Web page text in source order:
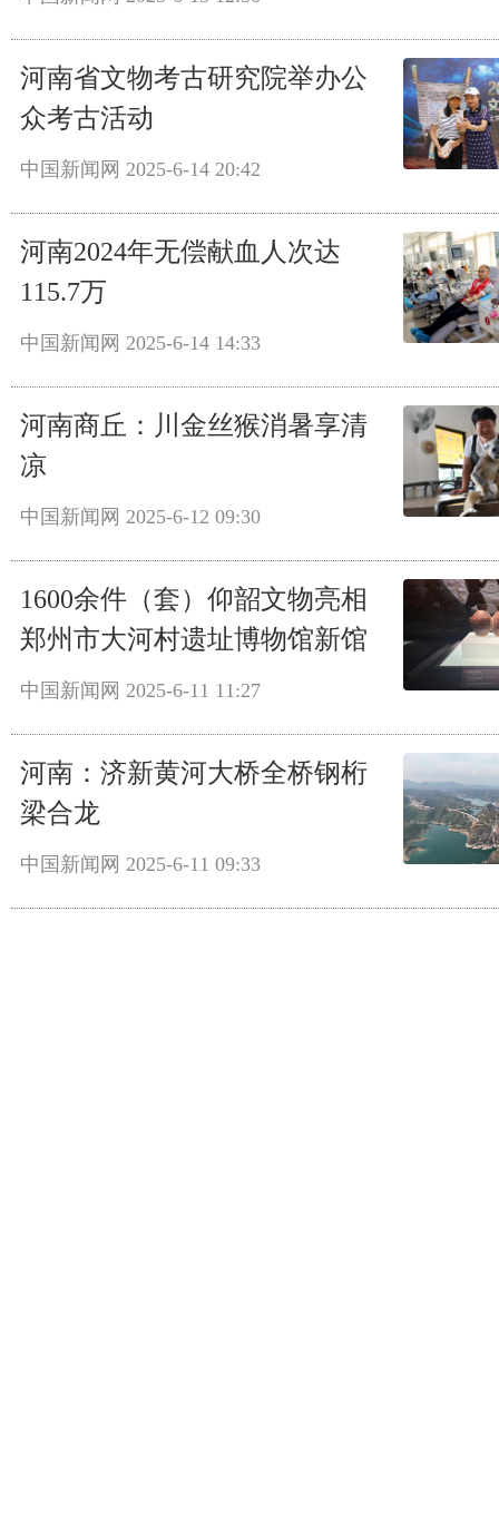
河南省文物考古研究院举办公
众考古活动
中国新闻网 2025-6-14 20:42
河南2024年无偿献血人次达
115.7万
中国新闻网 2025-6-14 14:33
河南商丘：川金丝猴消暑享清
凉
中国新闻网 2025-6-12 09:30
1600余件（套）仰韶文物亮相
郑州市大河村遗址博物馆新馆
中国新闻网 2025-6-11 11:27
河南：济新黄河大桥全桥钢桁
梁合龙
中国新闻网 2025-6-11 09:33